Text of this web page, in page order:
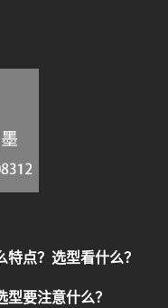
点？选型看什么？
要注意什么？